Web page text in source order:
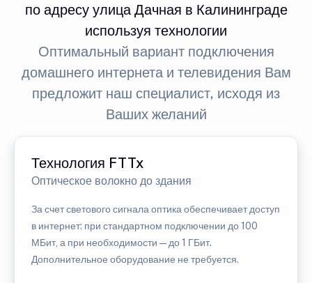
по адресу улица Дачная в Калининграде
используя технологии
Оптимальный вариант подключения
домашнего интернета и телевидения Вам
предложит наш специалист, исходя из
Ваших желаний
Технология FTTx
Оптическое волокно до здания
За счет светового сигнала оптика обеспечивает доступ
в интернет: при стандартном подключении до 100
МБит, а при необходимости — до 1 ГБит.
Дополнительное оборудование не требуется.